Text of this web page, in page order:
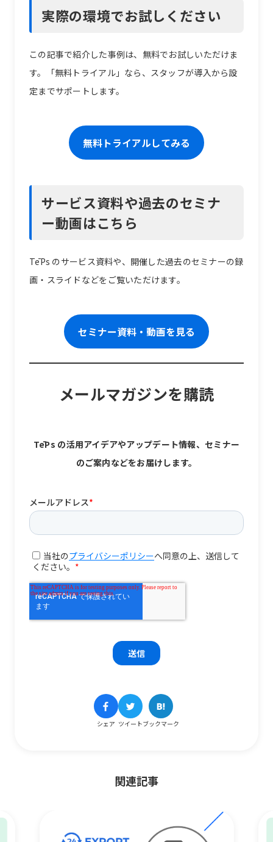
実際の環境でお試しください
この記事で紹介した事例は、無料でお試しいただけま
す。「無料トライアル」なら、スタッフが導入から設
定までサポートします。
無料トライアルしてみる
サービス資料や過去のセミナ
ー動画はこちら
TēPs のサービス資料や、開催した過去のセミナーの録
画・スライドなどをご覧いただけます。
セミナー資料・動画を見る
メールマガジンを購読
TēPs の活用アイデアやアップデート情報、セミナー
のご案内などをお届けします。
シェア ツイートブックマーク
関連記事